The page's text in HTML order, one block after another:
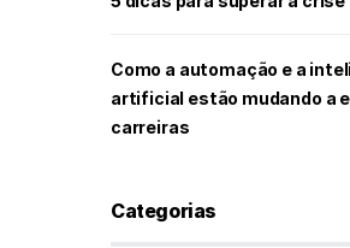
Como a automação e a
artificial estão mudando a
carreiras
Categorias